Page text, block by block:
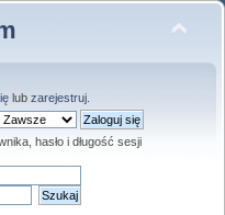
lub zarejestruj.
hasło i długość sesji